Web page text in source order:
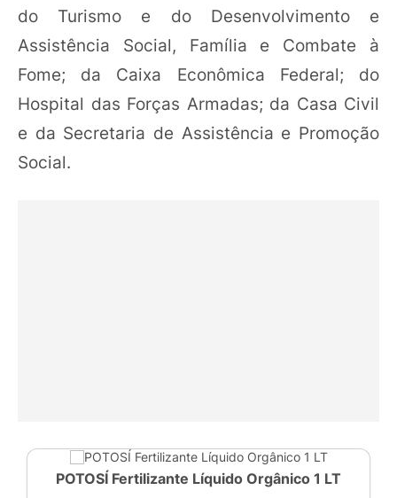
do Turismo e do Desenvolvimento e
Assistência Social, Família e Combate à
Fome; da Caixa Econômica Federal; do
Hospital das Forças Armadas; da Casa Civil
e da Secretaria de Assistência e Promoção
Social.
POTOSÍ Fertilizante Líquido Orgânico 1 LT